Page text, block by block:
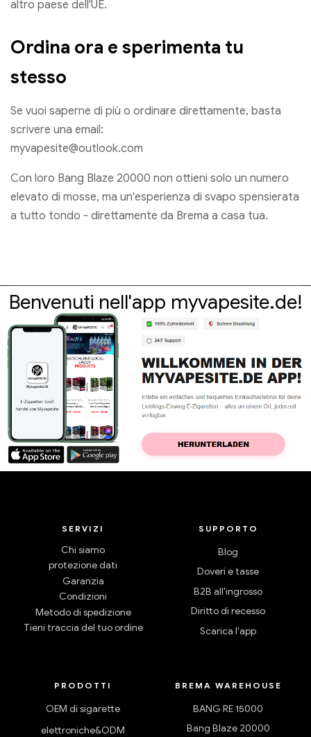
altro paese dell'UE.
Ordina ora e sperimenta tu
stesso
Se vuoi saperne di più o ordinare direttamente, basta
scrivere una email:
myvapesite@outlook.com
Con loro Bang Blaze 20000 non ottieni solo un numero
elevato di mosse, ma un'esperienza di svapo spensierata
a tutto tondo - direttamente da Brema a casa tua.
Benvenuti nell'app myvapesite.de!
SERVIZI
Chi siamo
protezione dati
Garanzia
Condizioni
Metodo di spedizione
Tieni traccia del tuo ordine
SUPPORTO
Blog
Doveri e tasse
B2B all'ingrosso
Diritto di recesso
Scarica l'app
PRODOTTI
OEM di sigarette
elettroniche&ODM
BREMA WAREHOUSE
BANG RE 15000
Bang Blaze 20000